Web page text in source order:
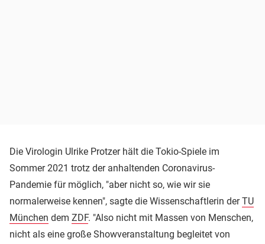
Die Virologin Ulrike Protzer hält die Tokio-Spiele im
Sommer 2021 trotz der anhaltenden Coronavirus-
Pandemie für möglich, "aber nicht so, wie wir sie
normalerweise kennen", sagte die Wissenschaftlerin derTU
München dem ZDF. "Also nicht mit Massen von Menschen,
nicht als eine große Showveranstaltung begleitet von